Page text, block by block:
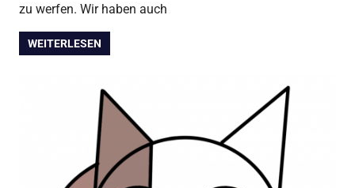
zu werfen. Wir haben auch
WEITERLESEN